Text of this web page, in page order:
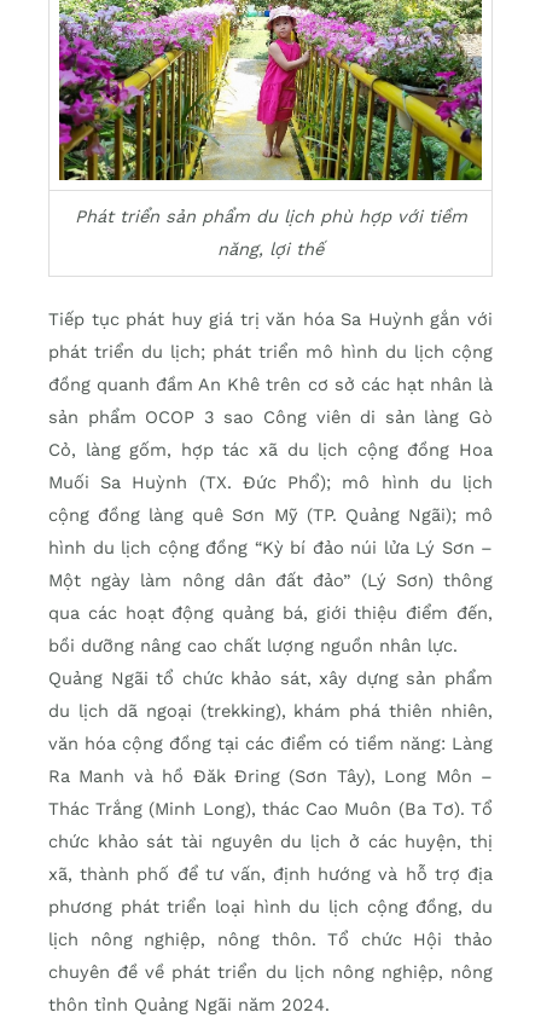
Phát triển sản phẩm du lịch phù hợp với tiềm
năng, lợi thế
Tiếp tục phát huy giá trị văn hóa Sa Huỳnh gắn với
phát triển du lịch; phát triển mô hình du lịch cộng
đồng quanh đầm An Khê trên cơ sở các hạt nhân là
sản phẩm OCOP 3 sao Công viên di sản làng Gò
Cỏ, làng gốm, hợp tác xã du lịch cộng đồng Hoa
Muối Sa Huỳnh (TX. Đức Phổ); mô hình du lịch
cộng đồng làng quê Sơn Mỹ (TP. Quảng Ngãi); mô
hình du lịch cộng đồng “Kỳ bí đảo núi lửa Lý Sơn –
Một ngày làm nông dân đất đảo” (Lý Sơn) thông
qua các hoạt động quảng bá, giới thiệu điểm đến,
bồi dưỡng nâng cao chất lượng nguồn nhân lực.
Quảng Ngãi tổ chức khảo sát, xây dựng sản phẩm
du lịch dã ngoại (trekking), khám phá thiên nhiên,
văn hóa cộng đồng tại các điểm có tiềm năng: Làng
Ra Manh và hồ Đăk Đring (Sơn Tây), Long Môn –
Thác Trắng (Minh Long), thác Cao Muôn (Ba Tơ). Tổ
chức khảo sát tài nguyên du lịch ở các huyện, thị
xã, thành phố để tư vấn, định hướng và hỗ trợ địa
phương phát triển loại hình du lịch cộng đồng, du
lịch nông nghiệp, nông thôn. Tổ chức Hội thảo
chuyên đề về phát triển du lịch nông nghiệp, nông
thôn tỉnh Quảng Ngãi năm 2024.